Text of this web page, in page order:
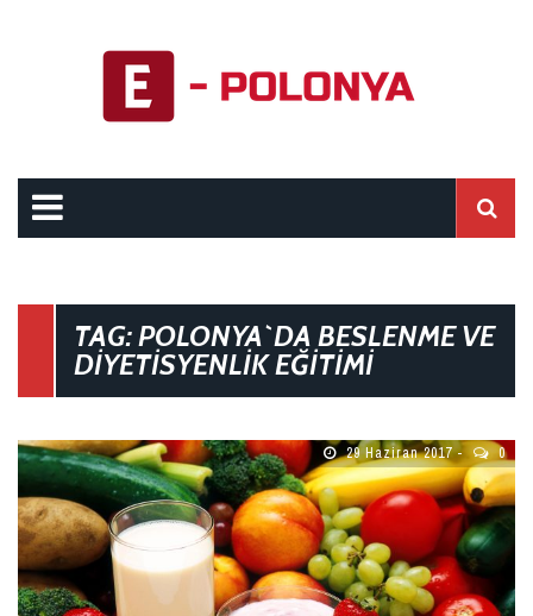
TAG: POLONYA`DA BESLENME VE
DIYETISYENLIK EĞITIMI
29 Haziran 2017 0